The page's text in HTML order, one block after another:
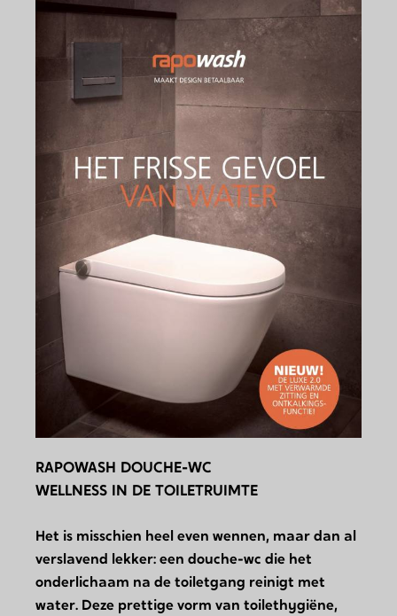
RAPOWASH DOUCHE-WC
WELLNESS IN DE TOILETRUIMTE
Het is misschien heel even wennen, maar dan al
verslavend lekker: een douche-wc die het
onderlichaam na de toiletgang reinigt met
water. Deze prettige vorm van toilethygiëne,